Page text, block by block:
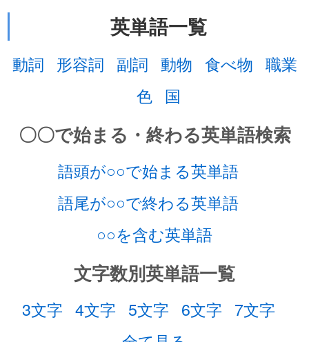
英単語一覧
動詞 形容詞 副詞 動物 食べ物 職業
色 国
〇〇で始まる・終わる英単語検索
語頭が○○で始まる英単語
語尾が○○で終わる英単語
○○を含む英単語
文字数別英単語一覧
3文字 4文字 5文字 6文字 7文字